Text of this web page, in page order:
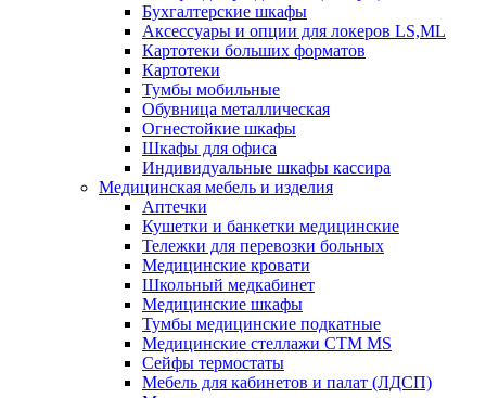
Бухгалтерские шкафы
Аксессуары и опции для локеров LS,ML
Картотеки больших форматов
Картотеки
Тумбы мобильные
Обувница металлическая
Огнестойкие шкафы
Шкафы для офиса
Индивидуальные шкафы кассира
Медицинская мебель и изделия
Аптечки
Кушетки и банкетки медицинские
Тележки для перевозки больных
Медицинские кровати
Школьный медкабинет
Медицинские шкафы
Тумбы медицинские подкатные
Медицинские стеллажи CTM MS
Сейфы термостаты
Мебель для кабинетов и палат (ЛДСП)